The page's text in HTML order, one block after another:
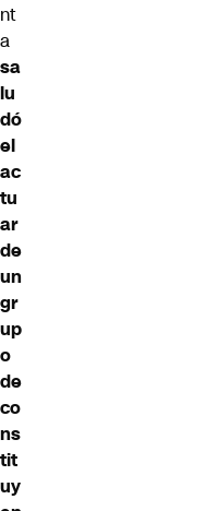
nt
a
sa
lu
dó
el
ac
tu
ar
de
un
gr
up
o
de
co
ns
tit
uy